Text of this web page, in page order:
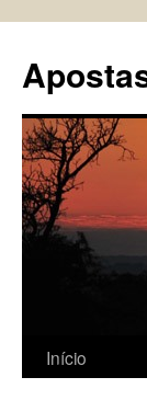
conteúdo
Início